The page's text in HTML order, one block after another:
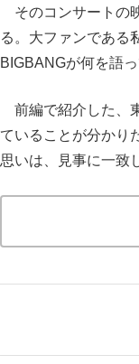
そのコンサートの
る。大ファンであ
BIGBANGが何を語
前編で紹介した、
ていることが分かり
思いは、見事に一致